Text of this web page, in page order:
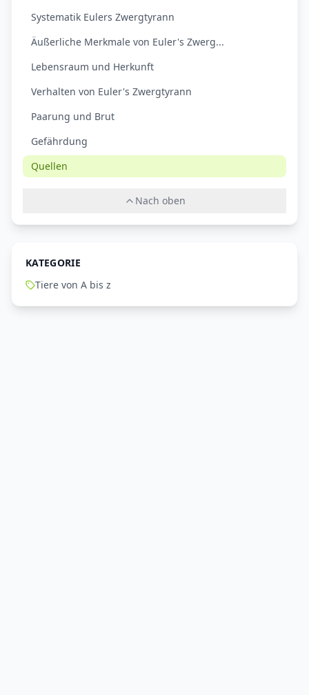
Systematik Eulers Zwergtyrann
Äußerliche Merkmale von Euler's Zwerg...
Lebensraum und Herkunft
Verhalten von Euler's Zwergtyrann
Paarung und Brut
Gefährdung
Quellen
Nach oben
KATEGORIE
Tiere von A bis z